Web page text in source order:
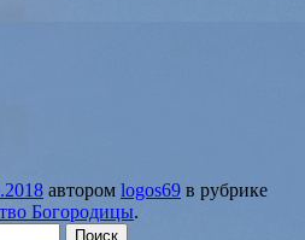
автором logos69 в рубрике
Богородицы.